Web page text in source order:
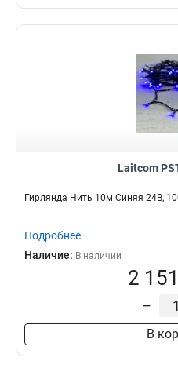
Laitcom
Гирлянда Нить 10м Синяя 24В,
Подробнее
Наличие: В наличии
2
–
В